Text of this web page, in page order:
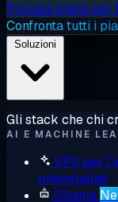
Provala gratis per
Confronta tutti i
Gli stack che chi
AI E MACHINE
VPS per
preinstallati
Ollama